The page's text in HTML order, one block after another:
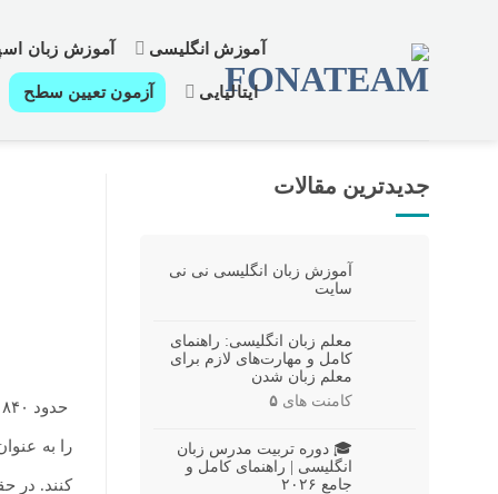
آموزش انگلیسی آموزش زبان
ایتالیایی آزمون تعیین سطح
جدیدترین مقالات
آموزش زبان انگلیسی نی نی
سایت
معلم زبان انگلیسی: راهنمای
کامل و مهارت‌های لازم برای
معلم زبان شدن
کامنت های ۵
🎓 دوره تربیت مدرس زبان
انگلیسی | راهنمای کامل و
جامع ۲۰۲۶
حدود ۸۴۰ میلیون نفر در سرتاسر جهان به زبان انگلیسی صحبت می کنند
را به